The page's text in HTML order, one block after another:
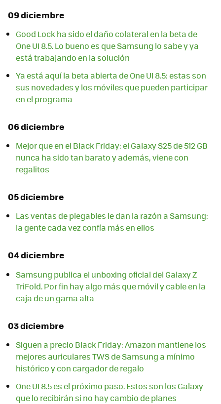
09 diciembre
Good Lock ha sido el daño colateral en la beta de
One UI 8.5. Lo bueno es que Samsung lo sabe y ya
está trabajando en la solución
Ya está aquí la beta abierta de One UI 8.5: estas son
sus novedades y los móviles que pueden participar
en el programa
06 diciembre
Mejor que en el Black Friday: el Galaxy S25 de 512 GB
nunca ha sido tan barato y además, viene con
regalitos
05 diciembre
Las ventas de plegables le dan la razón a Samsung:
la gente cada vez confía más en ellos
04 diciembre
Samsung publica el unboxing oficial del Galaxy Z
TriFold. Por fin hay algo más que móvil y cable en la
caja de un gama alta
03 diciembre
Siguen a precio Black Friday: Amazon mantiene los
mejores auriculares TWS de Samsung a mínimo
histórico y con cargador de regalo
One UI 8.5 es el próximo paso. Estos son los Galaxy
que lo recibirán si no hay cambio de planes